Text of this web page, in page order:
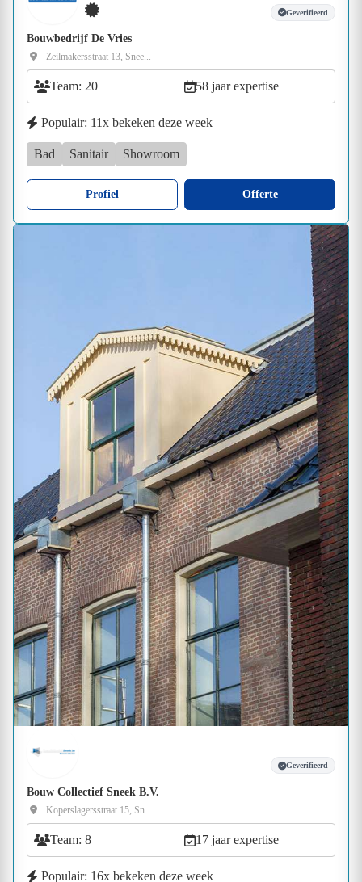
Geverifieerd
Bouwbedrijf De Vries
Zeilmakersstraat 13, Snee...
Team: 20 58 jaar expertise
Populair: 11x bekeken deze week
Bad Sanitair Showroom
Profiel Offerte
Geverifieerd
Bouw Collectief Sneek B.V.
Koperslagersstraat 15, Sn...
Team: 8 17 jaar expertise
Populair: 16x bekeken deze week